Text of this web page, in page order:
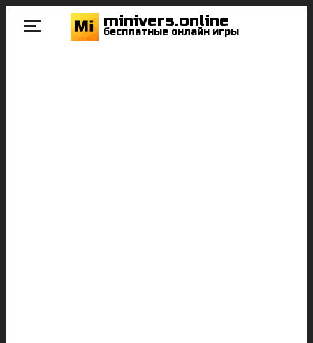
minivers.online
бесплатные онлайн игры